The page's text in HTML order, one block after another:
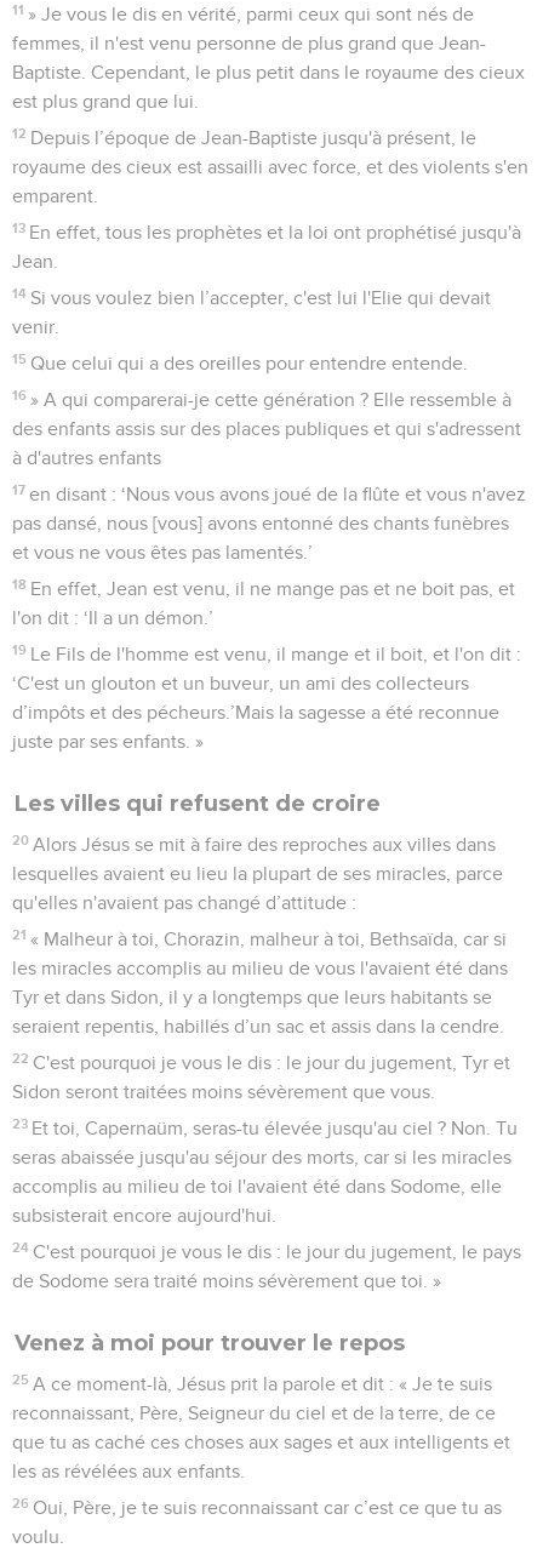
11 » Je vous le dis en vérité, parmi ceux qui sont nés de
femmes, il n'est venu personne de plus grand que Jean-
Baptiste. Cependant, le plus petit dans le royaume des cieux
est plus grand que lui.
12 Depuis l’époque de Jean-Baptiste jusqu'à présent, le
royaume des cieux est assailli avec force, et des violents s'en
emparent.
13 En effet, tous les prophètes et la loi ont prophétisé jusqu'à
Jean.
14 Si vous voulez bien l’accepter, c'est lui l'Elie qui devait
venir.
15 Que celui qui a des oreilles pour entendre entende.
16 » A qui comparerai-je cette génération ? Elle ressemble à
des enfants assis sur des places publiques et qui s'adressent
à d'autres enfants
17 en disant : ‘Nous vous avons joué de la flûte et vous n'avez
pas dansé, nous [vous] avons entonné des chants funèbres
et vous ne vous êtes pas lamentés.’
18 En effet, Jean est venu, il ne mange pas et ne boit pas, et
l'on dit : ‘Il a un démon.’
19 Le Fils de l'homme est venu, il mange et il boit, et l'on dit :
‘C'est un glouton et un buveur, un ami des collecteurs
d’impôts et des pécheurs.’Mais la sagesse a été reconnue
juste par ses enfants. »
Les villes qui refusent de croire
20 Alors Jésus se mit à faire des reproches aux villes dans
lesquelles avaient eu lieu la plupart de ses miracles, parce
qu'elles n'avaient pas changé d’attitude :
21 « Malheur à toi, Chorazin, malheur à toi, Bethsaïda, car si
les miracles accomplis au milieu de vous l'avaient été dans
Tyr et dans Sidon, il y a longtemps que leurs habitants se
seraient repentis, habillés d’un sac et assis dans la cendre.
22 C'est pourquoi je vous le dis : le jour du jugement, Tyr et
Sidon seront traitées moins sévèrement que vous.
23 Et toi, Capernaüm, seras-tu élevée jusqu'au ciel ? Non. Tu
seras abaissée jusqu'au séjour des morts, car si les miracles
accomplis au milieu de toi l'avaient été dans Sodome, elle
subsisterait encore aujourd'hui.
24 C'est pourquoi je vous le dis : le jour du jugement, le pays
de Sodome sera traité moins sévèrement que toi. »
Venez à moi pour trouver le repos
25 A ce moment-là, Jésus prit la parole et dit : « Je te suis
reconnaissant, Père, Seigneur du ciel et de la terre, de ce
que tu as caché ces choses aux sages et aux intelligents et
les as révélées aux enfants.
26 Oui, Père, je te suis reconnaissant car c’est ce que tu as
voulu.